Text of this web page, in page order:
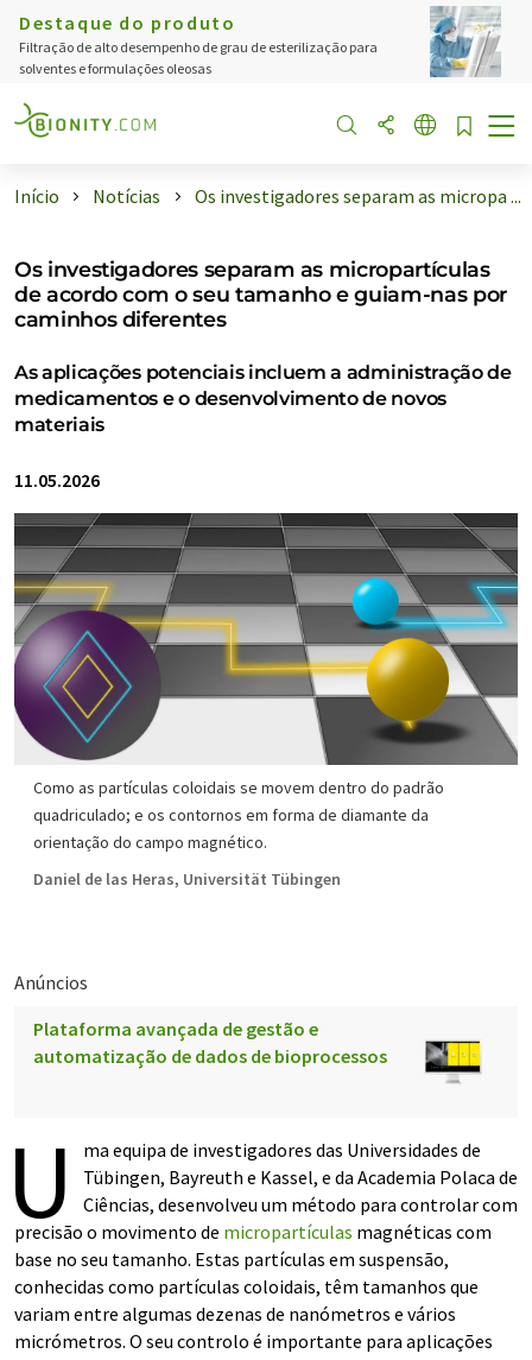
Destaque do produto
Filtração de alto desempenho de grau de esterilização para
solventes e formulações oleosas
Início Notícias Os investigadores separam as micropa ...
Os investigadores separam as micropartículas
de acordo com o seu tamanho e guiam-nas por
caminhos diferentes
As aplicações potenciais incluem a administração de
medicamentos e o desenvolvimento de novos
materiais
11.05.2026
Como as partículas coloidais se movem dentro do padrão
quadriculado; e os contornos em forma de diamante da
orientação do campo magnético.
Daniel de las Heras, Universität Tübingen
Anúncios
Plataforma avançada de gestão e
automatização de dados de bioprocessos
U
ma equipa de investigadores das Universidades de
Tübingen, Bayreuth e Kassel, e da Academia Polaca de
Ciências, desenvolveu um método para controlar com
precisão o movimento de micropartículas magnéticas com
base no seu tamanho. Estas partículas em suspensão,
conhecidas como partículas coloidais, têm tamanhos que
variam entre algumas dezenas de nanómetros e vários
micrómetros. O seu controlo é importante para aplicações